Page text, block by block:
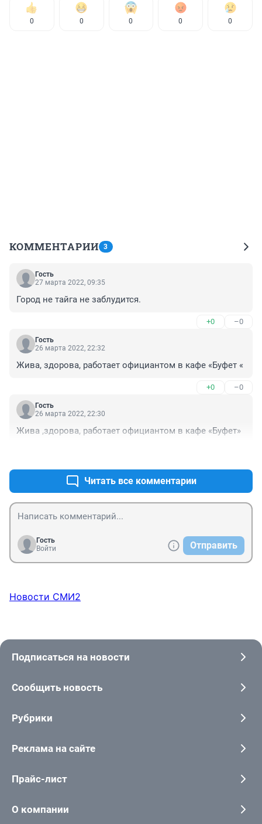
0 0 0 0 0
КОММЕНТАРИИ 3
Гость
27 марта 2022, 09:35
Город не тайга не заблудится.
+0 –0
Гость
26 марта 2022, 22:32
Жива, здорова, работает официантом в кафе «Буфет «
+0 –0
Гость
26 марта 2022, 22:30
Жива ,здорова, работает официантом в кафе «Буфет»
Читать все комментарии
Гость
Войти
Отправить
Новости СМИ2
Подписаться на новости
Сообщить новость
Рубрики
Реклама на сайте
Прайс-лист
О компании